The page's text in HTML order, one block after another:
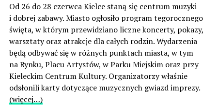
Od 26 do 28 czerwca Kielce staną się centrum muzyki
i dobrej zabawy. Miasto ogłosiło program tegorocznego
święta, w którym przewidziano liczne koncerty, pokazy,
warsztaty oraz atrakcje dla całych rodzin. Wydarzenia
będą odbywać się w różnych punktach miasta, w tym
na Rynku, Placu Artystów, w Parku Miejskim oraz przy
Kieleckim Centrum Kultury. Organizatorzy właśnie
odsłonili karty dotyczące muzycznych gwiazd imprezy.
(więcej…)